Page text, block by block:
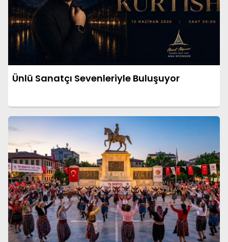
Ünlü Sanatçı Sevenleriyle Buluşuyor